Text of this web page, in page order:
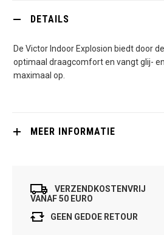
DETAILS
De Victor Indoor Explosion biedt door
optimaal draagcomfort en vangt glij-
maximaal op.
MEER INFORMATIE
VERZENDKOSTENVRIJ
VANAF 50 EURO
GEEN GEDOE RETOUR